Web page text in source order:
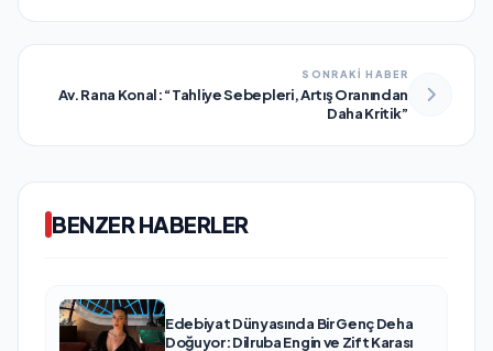
SONRAKİ HABER
Av. Rana Konal: “Tahliye Sebepleri, Artış Oranından
Daha Kritik”
BENZER HABERLER
Edebiyat Dünyasında Bir Genç Deha
Doğuyor: Dilruba Engin ve Zift Karası